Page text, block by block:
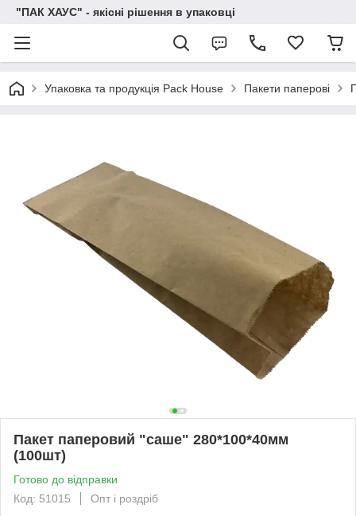
"ПАК ХАУС" - якісні рішення в упаковці
Упаковка та продукція Pack House Пакети паперові
Пакет паперовий "саше" 280*100*40мм
(100шт)
Готово до відправки
Код: 51015
Опт і роздріб